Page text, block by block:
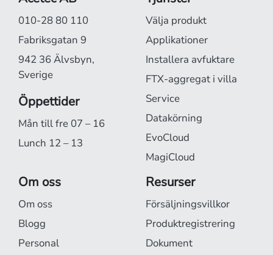
010-28 80 110
Fabriksgatan 9
942 36 Älvsbyn,
Sverige
Öppettider
Mån till fre 07 – 16
Lunch 12 – 13
Välja produkt
Applikationer
Installera avfuktare
FTX-aggregat i villa
Service
Datakörning
EvoCloud
MagiCloud
Om oss
Om oss
Blogg
Personal
Resurser
Försäljningsvillkor
Produktregistrering
Dokument